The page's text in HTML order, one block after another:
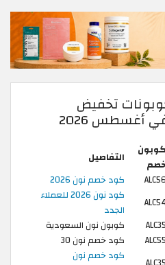
تخفيض
كوبون
التفاصيل
ALC56
كود خصم نون 2026
ALC54
كود نون 2026 للعملاء
الجدد
ALC35
كوبون نون السعودية
ALC55
كود خصم نون 30
كود خصم نون